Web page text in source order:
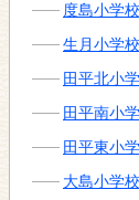
度島小学校
生月小学校
田平北小
田平南小
田平東小
大島小学校